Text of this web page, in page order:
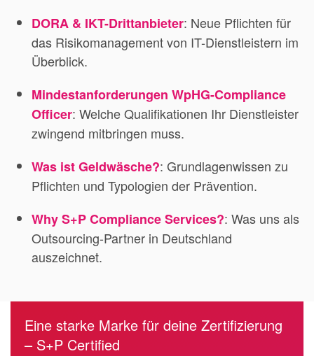
DORA & IKT-Drittanbieter: Neue Pflichten für
das Risikomanagement von IT-Dienstleistern im
Überblick.
Mindestanforderungen WpHG-Compliance
Officer: Welche Qualifikationen Ihr Dienstleister
zwingend mitbringen muss.
Was ist Geldwäsche?: Grundlagenwissen zu
Pflichten und Typologien der Prävention.
Why S+P Compliance Services?: Was uns als
Outsourcing-Partner in Deutschland
auszeichnet.
Eine starke Marke für deine Zertifizierung
– S+P Certified